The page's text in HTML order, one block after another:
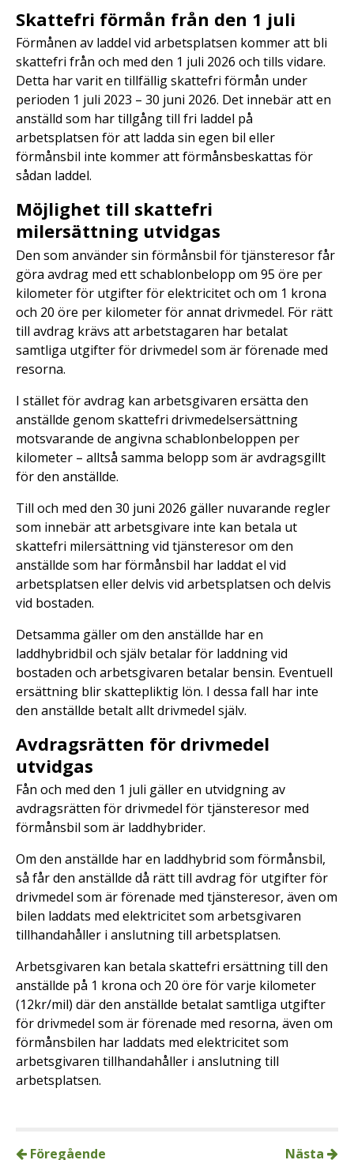
Skattefri förmån från den 1 juli
Förmånen av laddel vid arbetsplatsen kommer att bli
skattefri från och med den 1 juli 2026 och tills vidare.
Detta har varit en tillfällig skattefri förmån under
perioden 1 juli 2023 – 30 juni 2026. Det innebär att en
anställd som har tillgång till fri laddel på
arbetsplatsen för att ladda sin egen bil eller
förmånsbil inte kommer att förmånsbeskattas för
sådan laddel.
Möjlighet till skattefri
milersättning utvidgas
Den som använder sin förmånsbil för tjänsteresor får
göra avdrag med ett schablonbelopp om 95 öre per
kilometer för utgifter för elektricitet och om 1 krona
och 20 öre per kilometer för annat drivmedel. För rätt
till avdrag krävs att arbetstagaren har betalat
samtliga utgifter för drivmedel som är förenade med
resorna.
I stället för avdrag kan arbetsgivaren ersätta den
anställde genom skattefri drivmedelsersättning
motsvarande de angivna schablonbeloppen per
kilometer – alltså samma belopp som är avdragsgillt
för den anställde.
Till och med den 30 juni 2026 gäller nuvarande regler
som innebär att arbetsgivare inte kan betala ut
skattefri milersättning vid tjänsteresor om den
anställde som har förmånsbil har laddat el vid
arbetsplatsen eller delvis vid arbetsplatsen och delvis
vid bostaden.
Detsamma gäller om den anställde har en
laddhybridbil och själv betalar för laddning vid
bostaden och arbetsgivaren betalar bensin. Eventuell
ersättning blir skattepliktig lön. I dessa fall har inte
den anställde betalt allt drivmedel själv.
Avdragsrätten för drivmedel
utvidgas
Fån och med den 1 juli gäller en utvidgning av
avdragsrätten för drivmedel för tjänsteresor med
förmånsbil som är laddhybrider.
Om den anställde har en laddhybrid som förmånsbil,
så får den anställde då rätt till avdrag för utgifter för
drivmedel som är förenade med tjänsteresor, även om
bilen laddats med elektricitet som arbetsgivaren
tillhandahåller i anslutning till arbetsplatsen.
Arbetsgivaren kan betala skattefri ersättning till den
anställde på 1 krona och 20 öre för varje kilometer
(12kr/mil) där den anställde betalat samtliga utgifter
för drivmedel som är förenade med resorna, även om
förmånsbilen har laddats med elektricitet som
arbetsgivaren tillhandahåller i anslutning till
arbetsplatsen.
Föregående Nästa